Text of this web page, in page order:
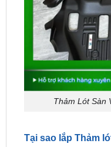
Thảm Lót Sàn
Tại sao lắp Thảm
nhiều lợi ích như